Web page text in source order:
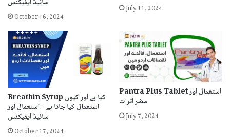
سائیڈ ایفیکٹس
October 16, 2024
July 11, 2024
Breathin Syrup کیا ہے اور کیوں
استعمال کیا جاتا ہے – استعمال اور
سائیڈ ایفیکٹس
October 17, 2024
Pantra Plus Tablet استعمال اور
مضر اثرات
July 7, 2024